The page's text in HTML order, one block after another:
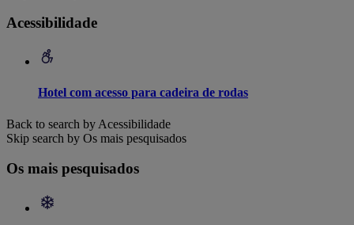
Acessibilidade
Hotel com acesso para cadeira de rodas
Back to search by Acessibilidade
Skip search by Os mais pesquisados
Os mais pesquisados